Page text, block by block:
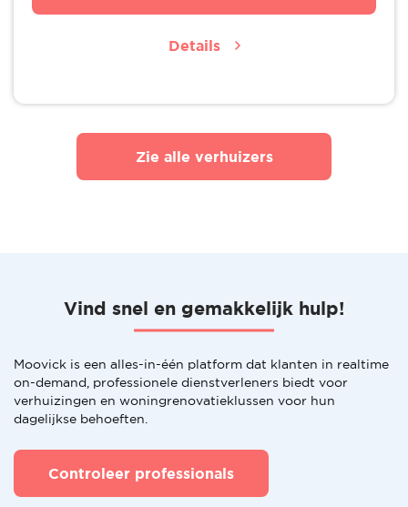
Details
Zie alle verhuizers
Vind snel en gemakkelijk hulp!
Moovick is een alles-in-één platform dat klanten in realtime
on-demand, professionele dienstverleners biedt voor
verhuizingen en woningrenovatieklussen voor hun
dagelijkse behoeften.
Controleer professionals